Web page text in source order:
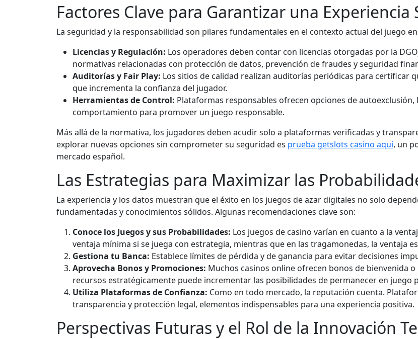
Factores Clave para Garantizar una Experiencia
La seguridad y la responsabilidad son pilares fundamentales en el contexto actual del juego
Licencias y Regulación: Los operadores deben contar con licencias otorgadas por la
normativas relacionadas con protección de datos, prevención de fraudes y seguridad
Auditorías y Fair Play: Los sitios de calidad realizan auditorías periódicas para certificar
que incrementa la confianza del jugador.
Herramientas de Control: Plataformas responsables ofrecen opciones de
comportamiento para promover un juego responsable.
Más allá de la normativa, los jugadores deben acudir solo a plataformas verificadas y
explorar nuevas opciones sin comprometer su seguridad es prueba getslots casino aquí, un
mercado español.
Las Estrategias para Maximizar las
La experiencia y los datos muestran que el éxito en los juegos de azar digitales no solo
fundamentadas y conocimientos sólidos. Algunas recomendaciones clave son:
Conoce los Juegos y sus Probabilidades: Los juegos de casino varían en cuanto a la
ventaja mínima si se juega con estrategia, mientras que en las tragamonedas, la ventaja
Gestiona tu Banca: Establece límites de pérdida y de ganancia para evitar decisiones
Aprovecha Bonos y Promociones: Muchos casinos online ofrecen bonos de bienvenida
recursos estratégicamente puede incrementar las posibilidades de permanecer en juego
Utiliza Plataformas de Confianza: Como en todo mercado, la reputación cuenta.
transparencia y protección legal, elementos indispensables para una experiencia positiva.
Perspectivas Futuras y el Rol de la Innovación